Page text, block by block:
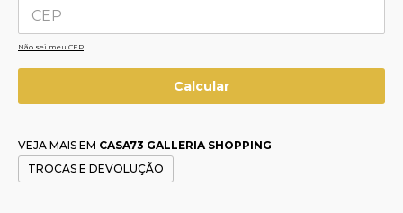
Não sei meu CEP
VEJA MAIS EM CASA73 GALLERIA SHOPPING
TROCAS E DEVOLUÇÃO